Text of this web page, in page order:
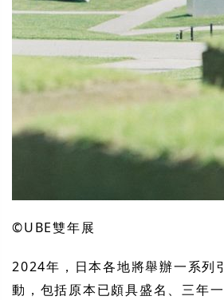
©UBE雙年展
2024年，日本各地將舉辦一系列
動，包括原本已頗具盛名、三年